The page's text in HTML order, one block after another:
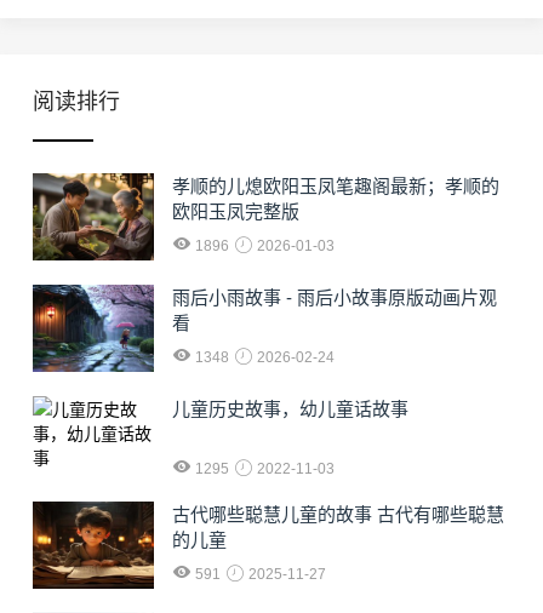
阅读排行
孝顺的儿熄欧阳玉凤笔趣阁最新；孝顺的
欧阳玉凤完整版
1896 2026-01-03
雨后小雨故事 - 雨后小故事原版动画片观
看
1348 2026-02-24
儿童历史故事，幼儿童话故事
1295 2022-11-03
古代哪些聪慧儿童的故事 古代有哪些聪慧
的儿童
591 2025-11-27